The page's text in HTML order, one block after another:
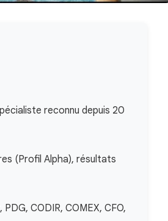
reconnu depuis 20
(Profil Alpha), résultats
CODIR, COMEX, CFO,